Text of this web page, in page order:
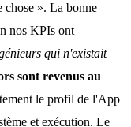
». La bonne
nos KPIs ont
qui n'existait
sont revenus au
le profil de l'App
et exécution. Le